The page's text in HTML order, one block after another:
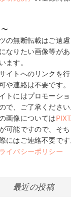
の無断転載はご遠慮
なりたい画像等が
ます。
イトへのリンクを
や連絡は不要です。
トにはプロモーシ
で、ご了承ください
画像については
可能ですので、そ
にはご連絡不要です
イバシーポリシー
最近の投稿